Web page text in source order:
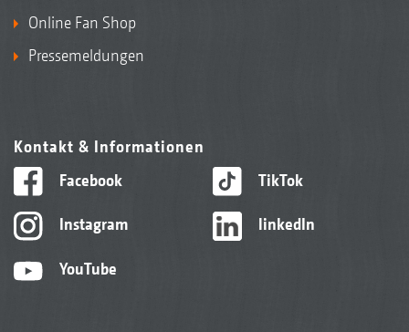
Online Fan Shop
Pressemeldungen
Kontakt & Informationen
Facebook
Instagram
YouTube
TikTok
linkedIn